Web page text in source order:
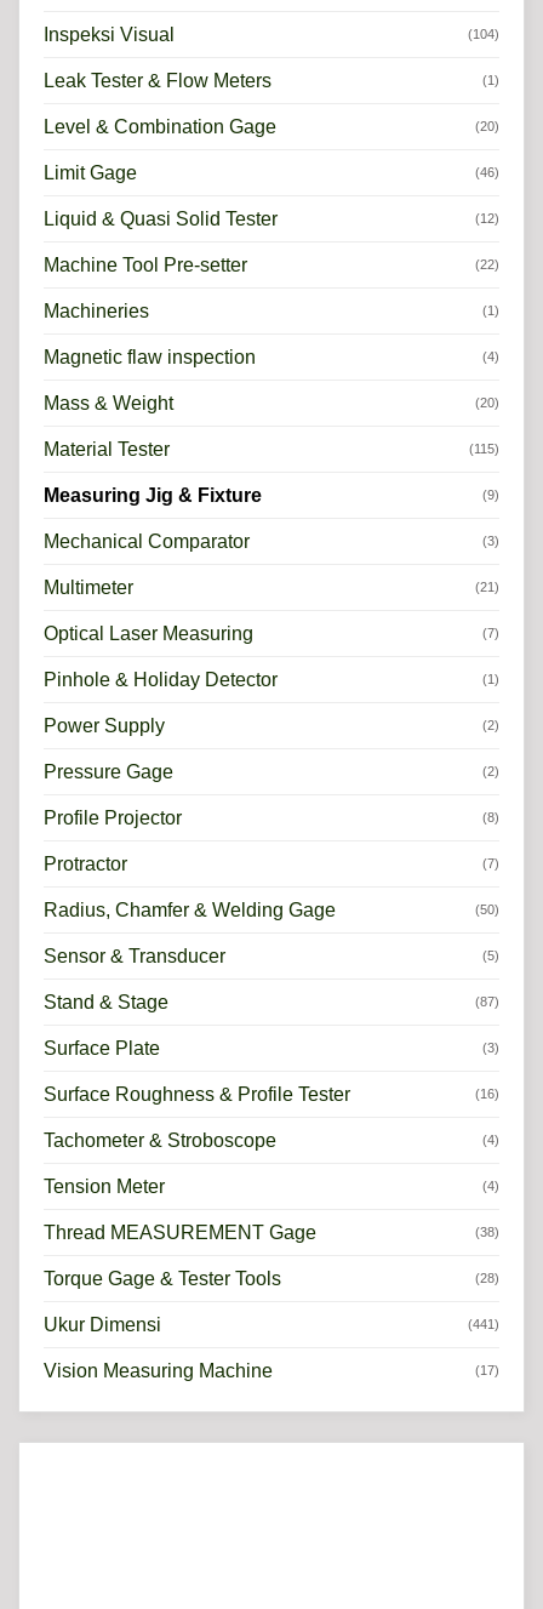
Inspeksi Visual (104)
Leak Tester & Flow Meters (1)
Level & Combination Gage (20)
Limit Gage (46)
Liquid & Quasi Solid Tester (12)
Machine Tool Pre-setter (22)
Machineries (1)
Magnetic flaw inspection (4)
Mass & Weight (20)
Material Tester (115)
Measuring Jig & Fixture (9)
Mechanical Comparator (3)
Multimeter (21)
Optical Laser Measuring (7)
Pinhole & Holiday Detector (1)
Power Supply (2)
Pressure Gage (2)
Profile Projector (8)
Protractor (7)
Radius, Chamfer & Welding Gage (50)
Sensor & Transducer (5)
Stand & Stage (87)
Surface Plate (3)
Surface Roughness & Profile Tester (16)
Tachometer & Stroboscope (4)
Tension Meter (4)
Thread MEASUREMENT Gage (38)
Torque Gage & Tester Tools (28)
Ukur Dimensi (441)
Vision Measuring Machine (17)